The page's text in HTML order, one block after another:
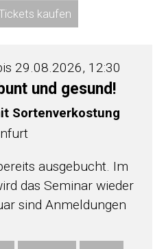
kaufen
29.08.2026, 12:30
und gesund!
Sortenverkostung
ausgebucht. Im
das Seminar wieder
sind Anmeldungen